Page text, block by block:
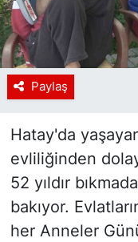
Paylaş
Hatay'da
evliliğinden
52 yıldır
bakıyor.
her Anneler